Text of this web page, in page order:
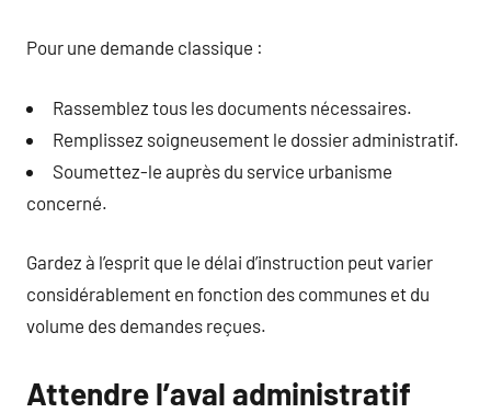
Pour une demande classique :
Rassemblez tous les documents nécessaires.
Remplissez soigneusement le dossier administratif.
Soumettez-le auprès du service urbanisme
concerné.
Gardez à l’esprit que le délai d’instruction peut varier
considérablement en fonction des communes et du
volume des demandes reçues.
Attendre l’aval administratif